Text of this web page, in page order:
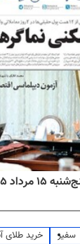
۱۴۰۵
سفیر خرید